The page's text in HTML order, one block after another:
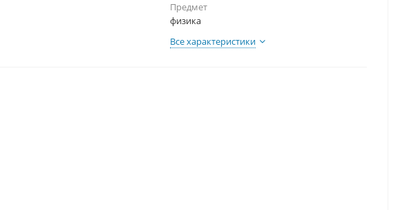
Предмет
физика
Все характеристики